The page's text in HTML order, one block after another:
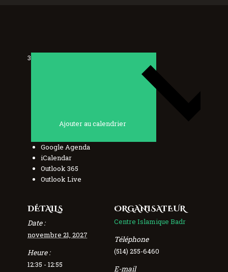
3
Ajouter au calendrier
Google Agenda
iCalendar
Outlook 365
Outlook Live
DÉTAILS
Date :
novembre 21, 2027
Heure :
12:35 - 12:55
ORGANISATEUR
Centre Islamique Badr
Téléphone
(514) 255-6460
E-mail